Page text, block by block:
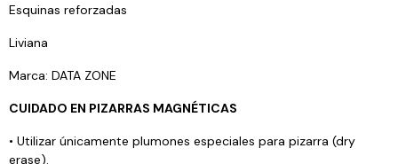
Esquinas reforzadas
Liviana
Marca: DATA ZONE
CUIDADO EN PIZARRAS MAGNÉTICAS
• Utilizar únicamente plumones especiales para pizarra (dry
erase).